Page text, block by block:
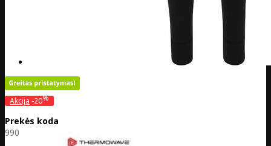
Akcija -20%
Prekės kodas:
990